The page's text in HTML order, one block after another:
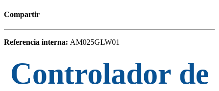
Compartir
Referencia interna: AM025GLW01
Controlador de